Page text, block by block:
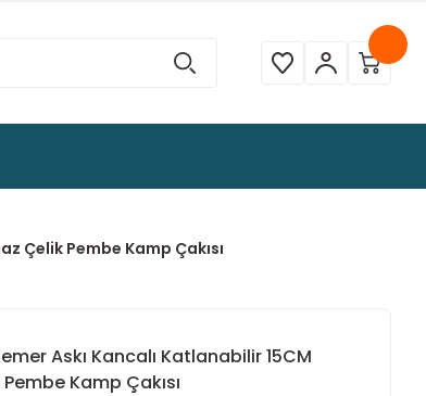
Çelik Pembe Kamp Çakısı
Askı Kancalı Katlanabilir 15CM
Kamp Çakısı